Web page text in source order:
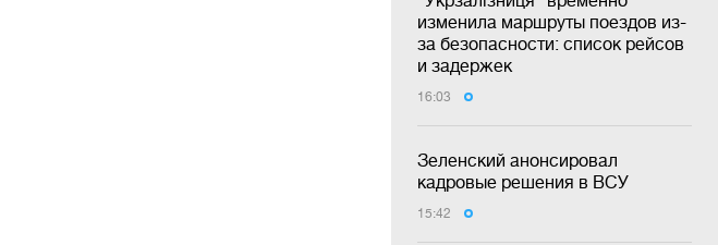
изменила маршруты поездов из-
за безопасности: список рейсов
и задержек
16:03
Зеленский анонсировал
кадровые решения в ВСУ
15:42